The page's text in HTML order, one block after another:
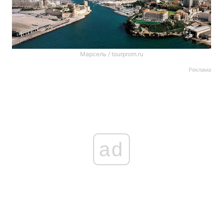
Марсель / tourprom.ru
Реклама
ad